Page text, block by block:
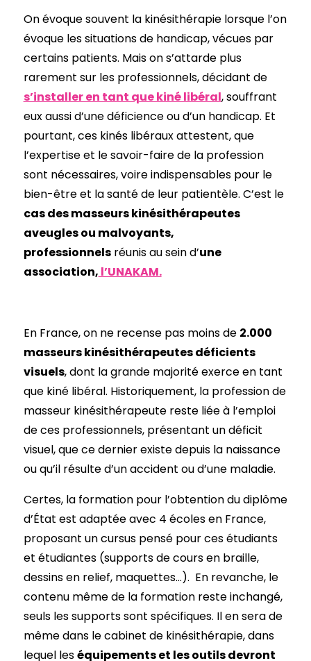
On évoque souvent la kinésithérapie lorsque l’on
évoque les situations de handicap, vécues par
certains patients. Mais on s’attarde plus
rarement sur les professionnels, décidant de
s’installer en tant que kiné libéral, souffrant
eux aussi d’une déficience ou d’un handicap. Et
pourtant, ces kinés libéraux attestent, que
l’expertise et le savoir-faire de la profession
sont nécessaires, voire indispensables pour le
bien-être et la santé de leur patientèle. C’est le
cas des masseurs kinésithérapeutes
aveugles ou malvoyants,
professionnelsréunis au sein d’une
association, l’UNAKAM.
En France, on ne recense pas moins de 2.000
masseurs kinésithérapeutes déficients
visuels, dont la grande majorité exerce en tant
que kiné libéral. Historiquement, la profession de
masseur kinésithérapeute reste liée à l’emploi
de ces professionnels, présentant un déficit
visuel, que ce dernier existe depuis la naissance
ou qu’il résulte d’un accident ou d’une maladie.
Certes, la formation pour l’obtention du diplôme
d’État est adaptée avec 4 écoles en France,
proposant un cursus pensé pour ces étudiants
et étudiantes (supports de cours en braille,
dessins en relief, maquettes…). En revanche, le
contenu même de la formation reste inchangé,
seuls les supports sont spécifiques. Il en sera de
même dans le cabinet de kinésithérapie, dans
lequel leséquipements et les outils devront